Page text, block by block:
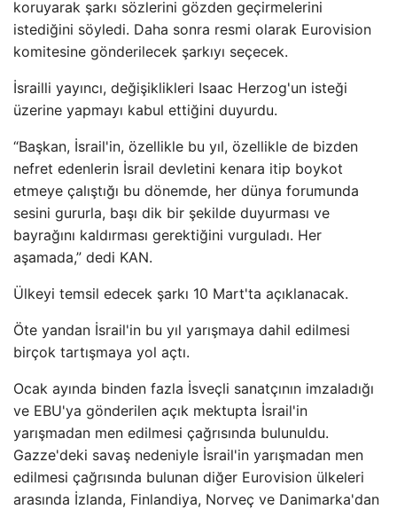
koruyarak şarkı sözlerini gözden geçirmelerini
istediğini söyledi. Daha sonra resmi olarak Eurovision
komitesine gönderilecek şarkıyı seçecek.
İsrailli yayıncı, değişiklikleri Isaac Herzog'un isteği
üzerine yapmayı kabul ettiğini duyurdu.
“Başkan, İsrail'in, özellikle bu yıl, özellikle de bizden
nefret edenlerin İsrail devletini kenara itip boykot
etmeye çalıştığı bu dönemde, her dünya forumunda
sesini gururla, başı dik bir şekilde duyurması ve
bayrağını kaldırması gerektiğini vurguladı. Her
aşamada,” dedi KAN.
Ülkeyi temsil edecek şarkı 10 Mart'ta açıklanacak.
Öte yandan İsrail'in bu yıl yarışmaya dahil edilmesi
birçok tartışmaya yol açtı.
Ocak ayında binden fazla İsveçli sanatçının imzaladığı
ve EBU'ya gönderilen açık mektupta İsrail'in
yarışmadan men edilmesi çağrısında bulunuldu.
Gazze'deki savaş nedeniyle İsrail'in yarışmadan men
edilmesi çağrısında bulunan diğer Eurovision ülkeleri
arasında İzlanda, Finlandiya, Norveç ve Danimarka'dan